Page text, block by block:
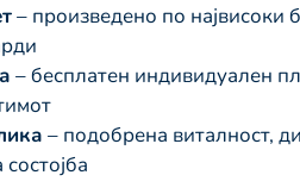
– произведено по највисоки
– бесплатен индивидуален
– подобрена виталност,